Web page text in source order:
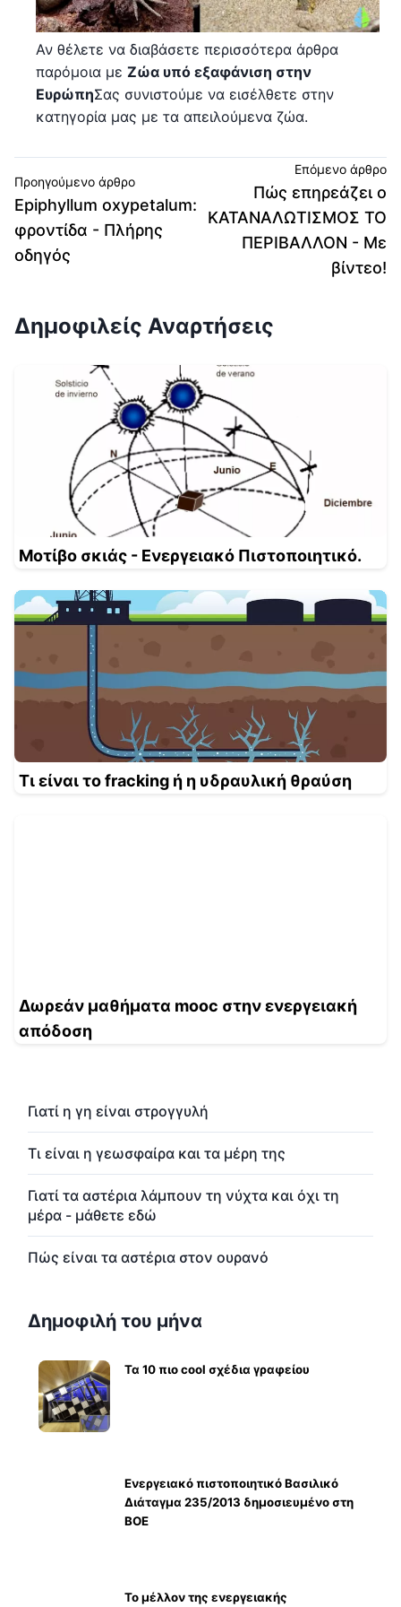
Αν θέλετε να διαβάσετε περισσότερα άρθρα
παρόμοια με Ζώα υπό εξαφάνιση στην
ΕυρώπηΣας συνιστούμε να εισέλθετε στην
κατηγορία μας με τα απειλούμενα ζώα.
Προηγούμενο άρθρο
Epiphyllum oxypetalum:
φροντίδα - Πλήρης
οδηγός
Επόμενο άρθρο
Πώς επηρεάζει ο
ΚΑΤΑΝΑΛΩΤΙΣΜΟΣ ΤΟ
ΠΕΡΙΒΑΛΛΟΝ - Με
βίντεο!
Δημοφιλείς Αναρτήσεις
Μοτίβο σκιάς - Ενεργειακό Πιστοποιητικό.
Τι είναι το fracking ή η υδραυλική θραύση
Δωρεάν μαθήματα mooc στην ενεργειακή
απόδοση
Γιατί η γη είναι στρογγυλή
Τι είναι η γεωσφαίρα και τα μέρη της
Γιατί τα αστέρια λάμπουν τη νύχτα και όχι τη
μέρα - μάθετε εδώ
Πώς είναι τα αστέρια στον ουρανό
Δημοφιλή του μήνα
Τα 10 πιο cool σχέδια γραφείου
Ενεργειακό πιστοποιητικό Βασιλικό
Διάταγμα 235/2013 δημοσιευμένο στη
ΒΟΕ
Το μέλλον της ενεργειακής